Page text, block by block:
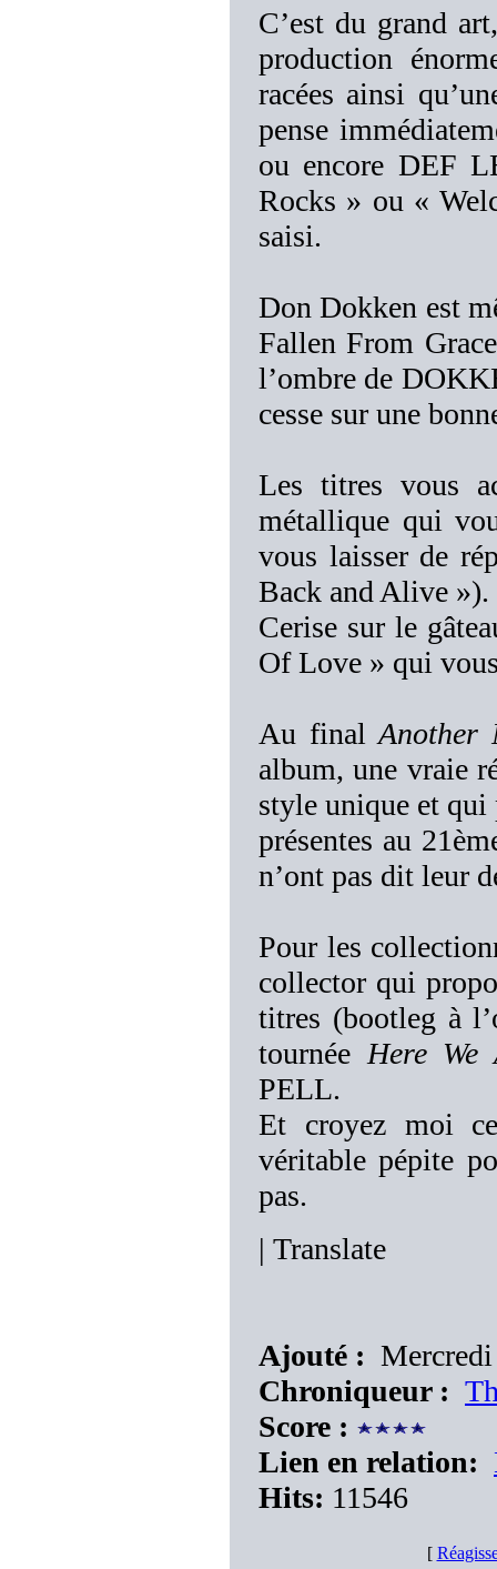
C’est du grand
production
racées ainsi
pense
ou encore DEF
Rocks » ou «
saisi.
Don Dokken est
Fallen From
l’ombre de
cesse sur une
Les titres vous
métallique qui
vous laisser de
Back and Alive »).
Cerise sur le
Of Love » qui
Au finalAnother
album, une vraie
style unique et qui
présentes au
n’ont pas dit leur
Pour les
collector qui
titres (bootleg à
tournée Here We
PELL.
Et croyez moi
véritable pépite
pas.
| Translate
Ajouté :
Chroniqueur :
Score :
Lien en relation:
Hits: 11546
[